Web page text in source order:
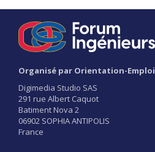
Organisé par Orientation-Emploi
Digimedia Studio SAS
291 rue Albert Caquot
Batiment Nova 2
06902 SOPHIA ANTIPOLIS
France